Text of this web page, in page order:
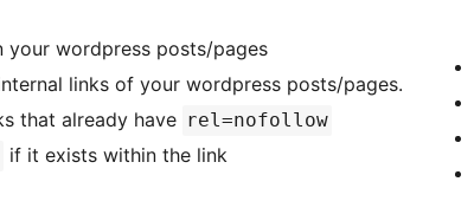
your wordpress posts/pages
links of your wordpress posts/pages.
that already have rel=nofollow
if it exists within the link